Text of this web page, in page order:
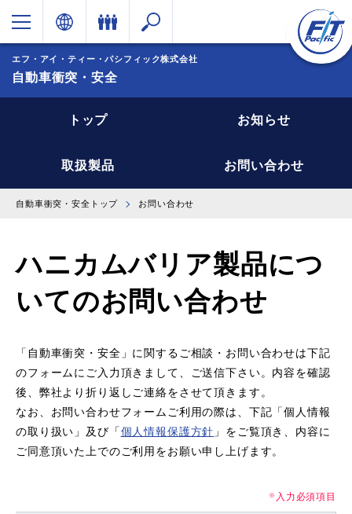
エフ・アイ・ティー・パシフィック株式会社
自動車衝突・安全
トップ お知らせ
取扱製品 お問い合わせ
自動車衝突・安全トップ お問い合わせ
ハニカムバリア製品につ
いてのお問い合わせ
「自動車衝突・安全」に関するご相談・お問い合わせは下記
のフォームにご入力頂きまして、ご送信下さい。内容を確認
後、弊社より折り返しご連絡をさせて頂きます。
なお、お問い合わせフォームご利用の際は、下記「個人情報
の取り扱い」及び「個人情報保護方針 」をご覧頂き、内容に
ご同意頂いた上でのご利用をお願い申し上げます。
※ 入力必須項目